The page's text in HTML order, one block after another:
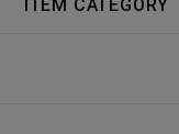
ITEM CATEGORY